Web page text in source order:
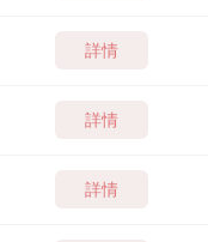
詳情
詳情
詳情